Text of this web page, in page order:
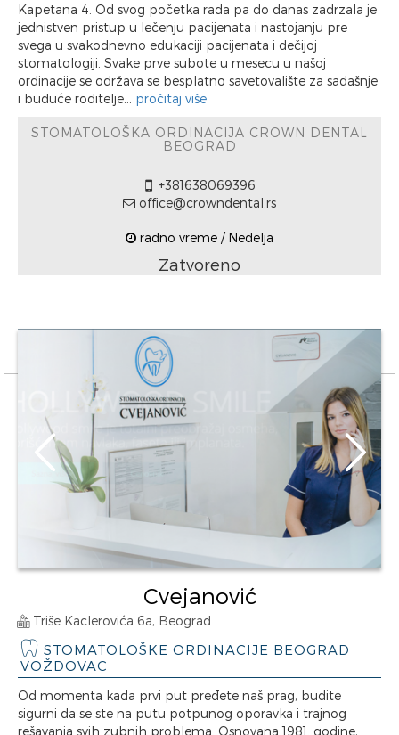
Kapetana 4. Od svog početka rada pa do danas zadrzala je
jednistven pristup u lečenju pacijenata i nastojanju pre
svega u svakodnevno edukaciji pacijenata i dečijoj
stomatologiji. Svake prve subote u mesecu u našoj
ordinacije se održava se besplatno savetovalište za sadašnje
i buduće roditelje... pročitaj više
STOMATOLOŠKA ORDINACIJA CROWN DENTAL
BEOGRAD
+381638069396
office@crowndental.rs
radno vreme / Nedelja
Zatvoreno
Cvejanović
Triše Kaclerovića 6a, Beograd
STOMATOLOŠKE ORDINACIJE BEOGRAD
VOŽDOVAC
Od momenta kada prvi put pređete naš prag, budite
sigurni da se ste na putu potpunog oporavka i trajnog
rešavanja svih zubnih problema. Osnovana 1981. godine,